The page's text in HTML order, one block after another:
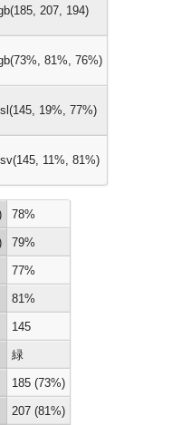
207, 194)
81%, 76%)
19%, 77%)
11%, 81%)
78%
79%
77%
81%
145
緑
185 (73%)
207 (81%)